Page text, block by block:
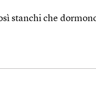
stanchi che